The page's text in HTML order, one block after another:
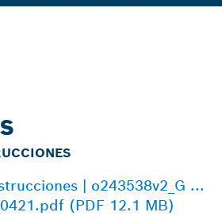
| o243538v2_G ...
(PDF 12.1 MB)